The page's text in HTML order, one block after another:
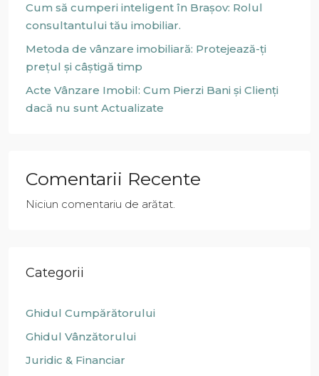
Cum să cumperi inteligent în Brașov: Rolul
consultantului tău imobiliar.
Metoda de vânzare imobiliară: Protejează-ți
prețul și câștigă timp
Acte Vânzare Imobil: Cum Pierzi Bani și Clienți
dacă nu sunt Actualizate
Comentarii Recente
Niciun comentariu de arătat.
Categorii
Ghidul Cumpărătorului
Ghidul Vânzătorului
Juridic & Financiar